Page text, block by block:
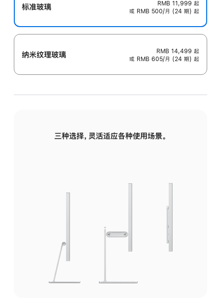
标准玻璃 RMB 11,999 起
或 RMB 500/月 (24 期) 起
纳米纹理玻璃 RMB 14,499 起
或 RMB 605/月 (24 期) 起
三种选择，灵活适应各种使用场景。